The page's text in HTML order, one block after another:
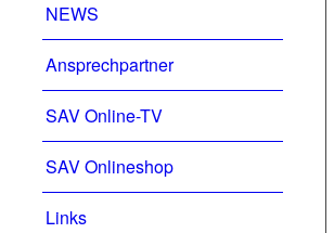
NEWS
Ansprechpartner
SAV Online-TV
SAV Onlineshop
Links